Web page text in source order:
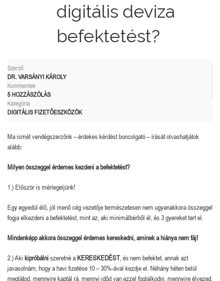
digitális deviza
befektetést?
Szerző
DR. VARSÁNYI KÁROLY
Kommentek
5 HOZZÁSZÓLÁS
Kategória
DIGITÁLIS FIZETŐESZKÖZÖK
Ma ismét vendégszerzőnk – érdekes kérdést boncolgató – írását olvashatjátok
alább:
Milyen összeggel érdemes kezdeni a befektetést?
1.) Először is mérlegeljünk!
Egy egyedül élő, jól menő cég vezetője természetesen nem ugyanakkora összeggel
fogja elkezdeni a befektetést, mint az, aki minimálbérből él, és 3 gyereket tart el.
Mindenképp akkora összeggel érdemes kereskedni, aminek a hiánya nem fáj!
2.) Aki kipróbálniszeretné a KERESKEDÉST, és nem befektet, annak azt
javasolnám, hogy a havi fizetése 10 – 30%-ával kezdje el. Néhány héten belül
meglátod, mennyire kaptál rá, mennyi időd van ezzel foglalkodni, mennyire élvezed,